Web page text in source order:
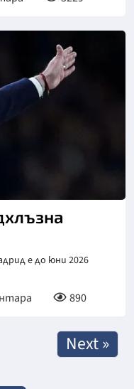
е до юни 2026
890
Next »